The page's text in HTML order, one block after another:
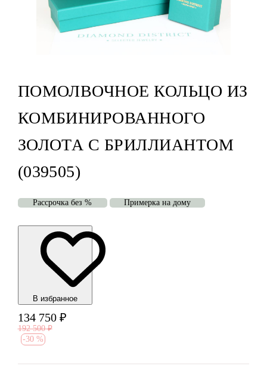
ПОМОЛВОЧНОЕ КОЛЬЦО ИЗ
КОМБИНИРОВАННОГО
ЗОЛОТА С БРИЛЛИАНТОМ
(039505)
Рассрочка без % Примерка на дому
В избранноe
134 750 ₽
192 500 ₽
-30 %